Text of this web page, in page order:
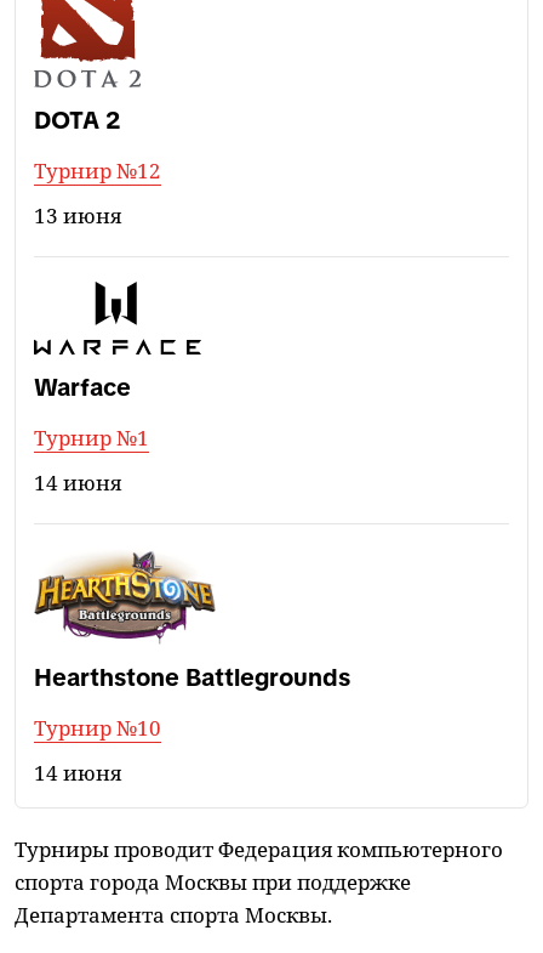
DOTA 2
Турнир №12
13 июня
Warface
Турнир №1
14 июня
Hearthstone Battlegrounds
Турнир №10
14 июня
Турниры проводит Федерация компьютерного
спорта города Москвы при поддержке
Департамента спорта Москвы.